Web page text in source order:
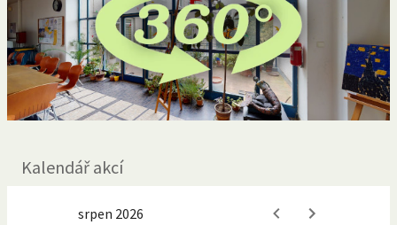
Kalendář akcí
srpen 2026